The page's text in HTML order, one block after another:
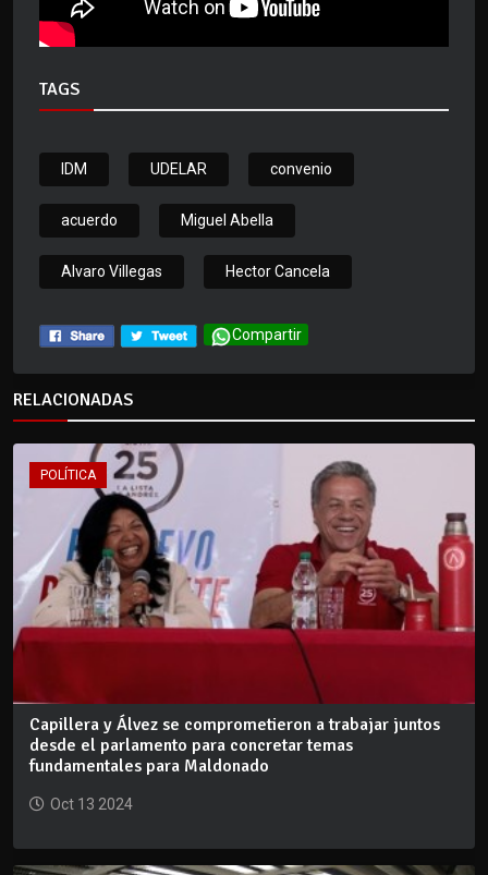
TAGS
IDM UDELAR convenio
acuerdo Miguel Abella
Alvaro Villegas Hector Cancela
Compartir
RELACIONADAS
POLÍTICA
Capillera y Álvez se comprometieron a trabajar juntos
desde el parlamento para concretar temas
fundamentales para Maldonado
Oct 13 2024